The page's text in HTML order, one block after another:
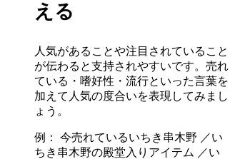
える
人気があることや注目されていること
が伝わると支持されやすいです。売れ
ている・嗜好性・流行といった言葉を
加えて人気の度合いを表現してみまし
ょう。
例： 今売れているいちき串木野 ／い
ちき串木野の殿堂入りアイテム ／い